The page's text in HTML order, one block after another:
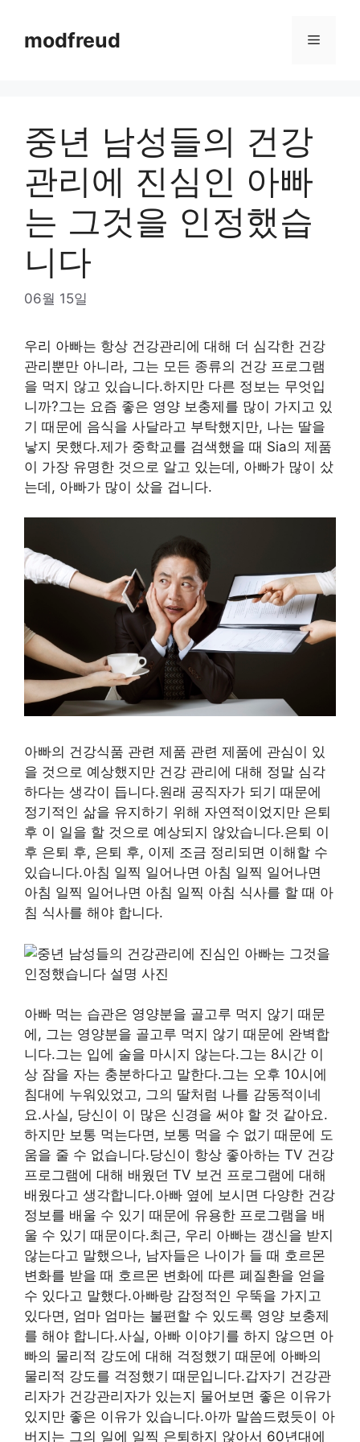
contentmodfreud Menu
중년 남성들의 건강
관리에 진심인 아빠
는 그것을 인정했습
니다
06월 15일
우리 아빠는 항상 건강관리에 대해 더 심각한 건강
관리뿐만 아니라, 그는 모든 종류의 건강 프로그램
을 먹지 않고 있습니다.하지만 다른 정보는 무엇입
니까?그는 요즘 좋은 영양 보충제를 많이 가지고 있
기 때문에 음식을 사달라고 부탁했지만, 나는 딸을
낳지 못했다.제가 중학교를 검색했을 때 Sia의 제품
이 가장 유명한 것으로 알고 있는데, 아빠가 많이 샀
는데, 아빠가 많이 샀을 겁니다.
아빠의 건강식품 관련 제품 관련 제품에 관심이 있
을 것으로 예상했지만 건강 관리에 대해 정말 심각
하다는 생각이 듭니다.원래 공직자가 되기 때문에
정기적인 삶을 유지하기 위해 자연적이었지만 은퇴
후 이 일을 할 것으로 예상되지 않았습니다.은퇴 이
후 은퇴 후, 은퇴 후, 이제 조금 정리되면 이해할 수
있습니다.아침 일찍 일어나면 아침 일찍 일어나면
아침 일찍 일어나면 아침 일찍 아침 식사를 할 때 아
침 식사를 해야 합니다.
아빠 먹는 습관은 영양분을 골고루 먹지 않기 때문
에, 그는 영양분을 골고루 먹지 않기 때문에 완벽합
니다.그는 입에 술을 마시지 않는다.그는 8시간 이
상 잠을 자는 충분하다고 말한다.그는 오후 10시에
침대에 누워있었고, 그의 딸처럼 나를 감동적이네
요.사실, 당신이 이 많은 신경을 써야 할 것 같아요.
하지만 보통 먹는다면, 보통 먹을 수 없기 때문에 도
움을 줄 수 없습니다.당신이 항상 좋아하는 TV 건강
프로그램에 대해 배웠던 TV 보건 프로그램에 대해
배웠다고 생각합니다.아빠 옆에 보시면 다양한 건강
정보를 배울 수 있기 때문에 유용한 프로그램을 배
울 수 있기 때문이다.최근, 우리 아빠는 갱신을 받지
않는다고 말했으나, 남자들은 나이가 들 때 호르몬
변화를 받을 때 호르몬 변화에 따른 폐질환을 얻을
수 있다고 말했다.아빠랑 감정적인 우뚝을 가지고
있다면, 엄마 엄마는 불편할 수 있도록 영양 보충제
를 해야 합니다.사실, 아빠 이야기를 하지 않으면 아
빠의 물리적 강도에 대해 걱정했기 때문에 아빠의
물리적 강도를 걱정했기 때문입니다.갑자기 건강관
리자가 건강관리자가 있는지 물어보면 좋은 이유가
있지만 좋은 이유가 있습니다.아까 말씀드렸듯이 아
버지는 그의 일에 일찍 은퇴하지 않아서 60년대에